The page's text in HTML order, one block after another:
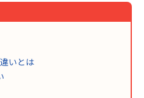
いとは